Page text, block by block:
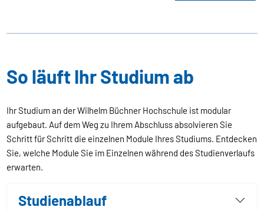
So läuft Ihr Studium ab
Ihr Studium an der Wilhelm Büchner Hochschule ist modular
aufgebaut. Auf dem Weg zu Ihrem Abschluss absolvieren Sie
Schritt für Schritt die einzelnen Module Ihres Studiums. Entdecken
Sie, welche Module Sie im Einzelnen während des Studienverlaufs
erwarten.
Studienablauf